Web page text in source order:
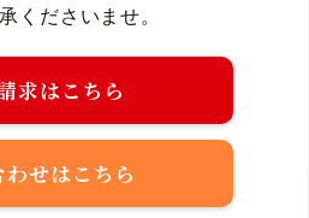
くださいませ。
求はこちら
わせはこちら